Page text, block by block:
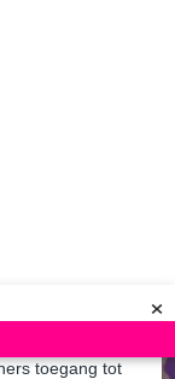
×
het
personaliseren
we onze
toegang tot